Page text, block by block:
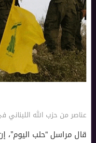
عناصر من حزب الله اللبناني
قال مراسل “حلب اليوم”،